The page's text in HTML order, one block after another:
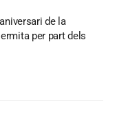
de la
per part dels